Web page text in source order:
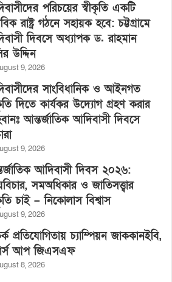
পরিচয়ের স্বীকৃতি একটি
রাষ্ট্র গঠনে সহায়ক হবে: চট্টগ্রামে
দিবসে অধ্যাপক ড. রাহমান
উদ্দিন
9, 2026
সাংবিধানিক ও আইনগত
দিতে কার্যকর উদ্যোগ গ্রহণ করার
আন্তর্জাতিক আদিবাসী দিবসে
9, 2026
আদিবাসী দিবস ২০২৬:
সমঅধিকার ও জাতিসত্ত্বার
চাই – নিকোলাস বিশ্বাস
9, 2026
প্রতিযোগিতায় চ্যাম্পিয়ন জাককানইবি,
আপ জিএসএফ
8, 2026